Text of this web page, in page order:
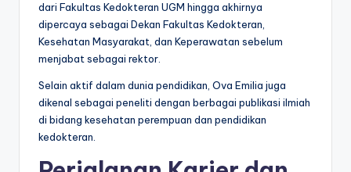
dari Fakultas Kedokteran UGM hingga akhirnya
dipercaya sebagai Dekan Fakultas Kedokteran,
Kesehatan Masyarakat, dan Keperawatan sebelum
menjabat sebagai rektor.
Selain aktif dalam dunia pendidikan, Ova Emilia juga
dikenal sebagai peneliti dengan berbagai publikasi ilmiah
di bidang kesehatan perempuan dan pendidikan
kedokteran.